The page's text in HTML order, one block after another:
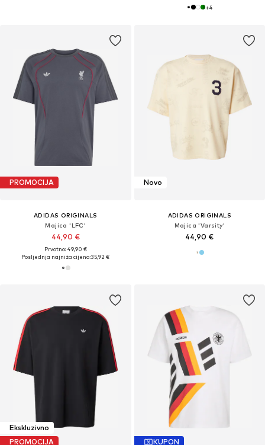
+4
PROMOCIJA
ADIDAS ORIGINALS
Majica 'LFC'
44,90 €
Prvotno: 49,90 €
Posljednja najniža cijena:35,92 €
Novo
ADIDAS ORIGINALS
Majica 'Varsity'
44,90 €
Ekskluzivno
PROMOCIJA
KUPON